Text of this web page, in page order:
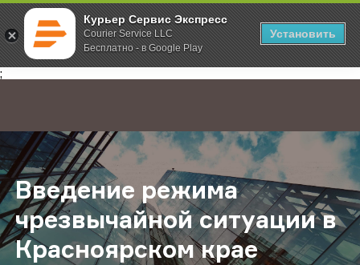
Курьер Сервис Экспресс
Courier Service LLC
Бесплатно - в Google Play
Установить
;
Главная О компании Новости Введение режима чрезвычайной
Введение режима
чрезвычайной ситуации в
Красноярском крае